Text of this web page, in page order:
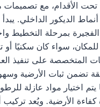
الأقدام، مع تصميمات
الديكور الداخلي.
بمرحلة التخطيط
سواء كان سكنيًا أو
المتخصصة على تنفيذ
تضمن ثبات الأرضية
يتم اختيار مواد عازلة
كفاءة الأرضية. ويُعد